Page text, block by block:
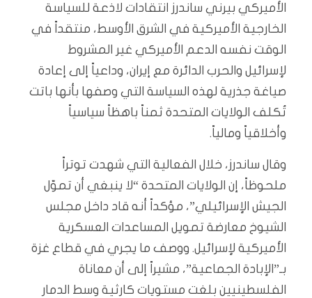
الأميركي بيرني ساندرز انتقادات لاذعة للسياسة
الخارجية الأميركية في الشرق الأوسط، منتقداً في
الوقت نفسه الدعم الأميركي غير المشروط
لإسرائيل والحرب الدائرة مع إيران، وداعياً إلى إعادة
صياغة جذرية لهذه السياسة التي وصفها بأنها باتت
تُكلف الولايات المتحدة ثمناً باهظاً سياسياً
وأخلاقياً ومالياً.
وقال ساندرز، خلال الفعالية التي شهدت توتراً
ملحوظاً، إن الولايات المتحدة “لا ينبغي أن تموّل
الجيش الإسرائيلي”، مؤكداً أنه قاد داخل مجلس
الشيوخ معارضة تمويل المساعدات العسكرية
الأميركية لإسرائيل. ووصف ما يجري في قطاع غزة
بـ”الإبادة الجماعية”، مشيراً إلى أن معاناة
الفلسطينيين بلغت مستويات كارثية وسط الدمار